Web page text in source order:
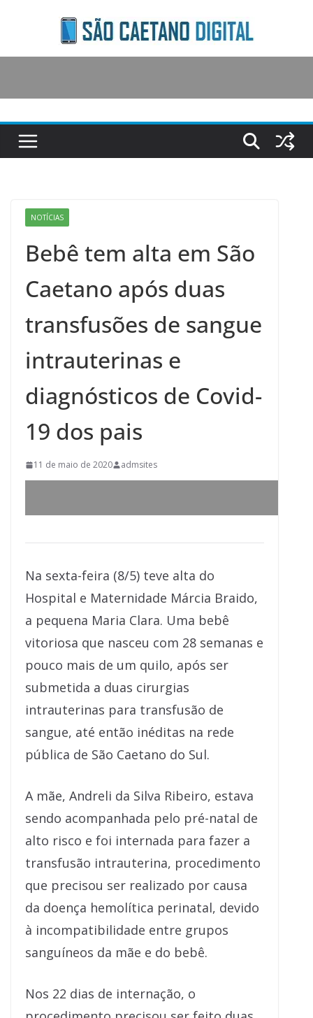
content
NOTÍCIAS
Bebê tem alta em São
Caetano após duas
transfusões de sangue
intrauterinas e
diagnósticos de Covid-
19 dos pais
11 de maio de 2020 admsites
Na sexta-feira (8/5) teve alta do
Hospital e Maternidade Márcia Braido,
a pequena Maria Clara. Uma bebê
vitoriosa que nasceu com 28 semanas e
pouco mais de um quilo, após ser
submetida a duas cirurgias
intrauterinas para transfusão de
sangue, até então inéditas na rede
pública de São Caetano do Sul.
A mãe, Andreli da Silva Ribeiro, estava
sendo acompanhada pelo pré-natal de
alto risco e foi internada para fazer a
transfusão intrauterina, procedimento
que precisou ser realizado por causa
da doença hemolítica perinatal, devido
à incompatibilidade entre grupos
sanguíneos da mãe e do bebê.
Nos 22 dias de internação, o